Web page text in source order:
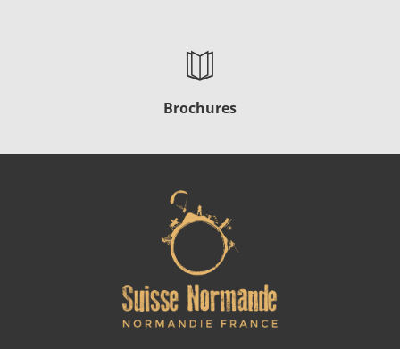
Brochures